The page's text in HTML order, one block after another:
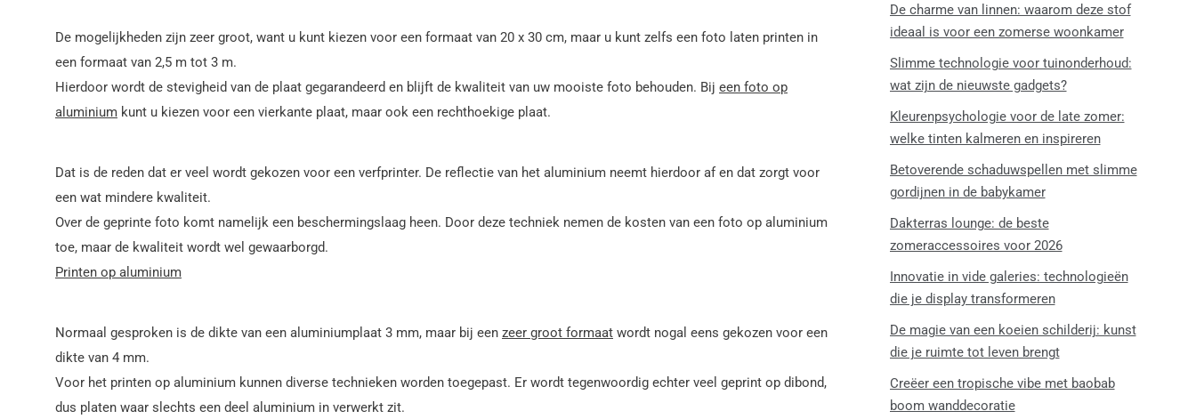
De mogelijkheden zijn zeer groot, want u kunt kiezen voor een formaat van 20 x 30 cm, maar u kunt zelfs een foto laten printen in
een formaat van 2,5 m tot 3 m.
Hierdoor wordt de stevigheid van de plaat gegarandeerd en blijft de kwaliteit van uw mooiste foto behouden. Bij een foto op
aluminium kunt u kiezen voor een vierkante plaat, maar ook een rechthoekige plaat.
Dat is de reden dat er veel wordt gekozen voor een verfprinter. De reflectie van het aluminium neemt hierdoor af en dat zorgt voor
een wat mindere kwaliteit.
Over de geprinte foto komt namelijk een beschermingslaag heen. Door deze techniek nemen de kosten van een foto op aluminium
toe, maar de kwaliteit wordt wel gewaarborgd.
Printen op aluminium
Normaal gesproken is de dikte van een aluminiumplaat 3 mm, maar bij een zeer groot formaat wordt nogal eens gekozen voor een
dikte van 4 mm.
Voor het printen op aluminium kunnen diverse technieken worden toegepast. Er wordt tegenwoordig echter veel geprint op dibond,
dus platen waar slechts een deel aluminium in verwerkt zit.
De charme van linnen: waarom deze stof
ideaal is voor een zomerse woonkamer
Slimme technologie voor tuinonderhoud:
wat zijn de nieuwste gadgets?
Kleurenpsychologie voor de late zomer:
welke tinten kalmeren en inspireren
Betoverende schaduwspellen met slimme
gordijnen in de babykamer
Dakterras lounge: de beste
zomeraccessoires voor 2026
Innovatie in vide galeries: technologieën
die je display transformeren
De magie van een koeien schilderij: kunst
die je ruimte tot leven brengt
Creëer een tropische vibe met baobab
boom wanddecoratie